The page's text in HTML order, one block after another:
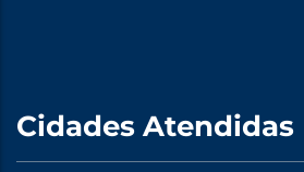
Cidades Atendidas